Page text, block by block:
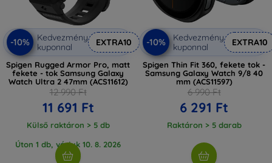
-10%
Kedvezmény
kuponnal
EXTRA10
Spigen Rugged Armor Pro, matt
fekete - tok Samsung Galaxy
Watch Ultra 2 47mm (ACS11612)
12 990 Ft
11 691 Ft
Külső raktáron > 5 db
Úton 1 db, várjuk 10. 8. 2026
-10%
Kedvezmény
kuponnal
EXTRA10
Spigen Thin Fit 360, fekete tok -
Samsung Galaxy Watch 9/8 40
mm (ACS11597)
6 990 Ft
6 291 Ft
Raktáron > 5 darab